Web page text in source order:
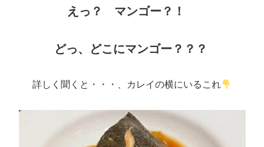
えっ？ マンゴー？！
どっ、どこにマンゴー？？？
詳しく聞くと・・・、カレイの横にいるこれ